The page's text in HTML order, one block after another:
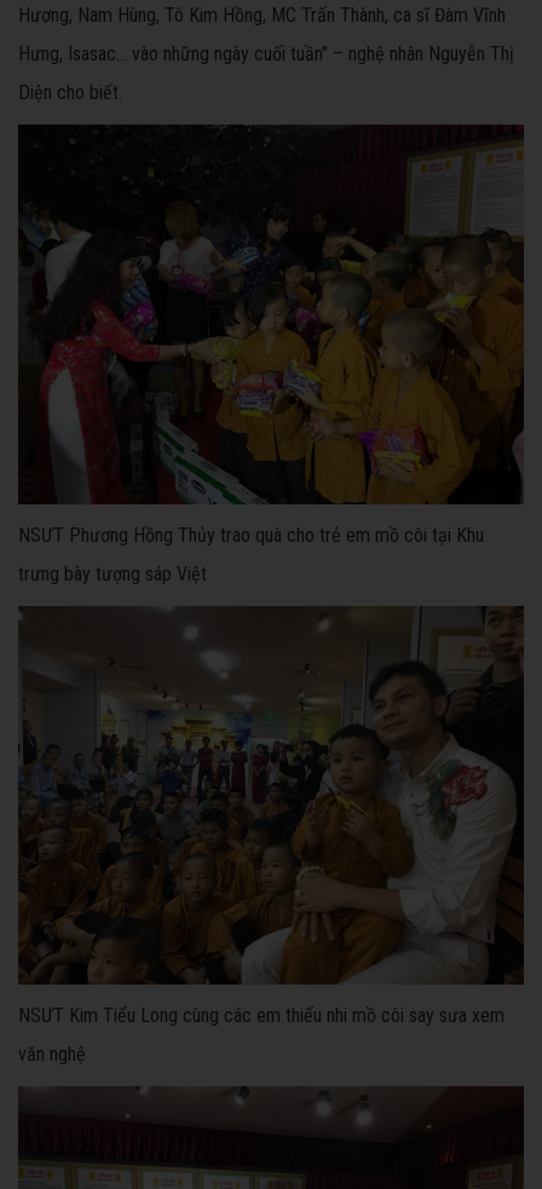
Hương, Nam Hùng, Tô Kim Hồng, MC Trấn Thành, ca sĩ Đàm Vĩnh
Hưng, Isasac… vào những ngày cuối tuần" – nghệ nhân Nguyễn Thị
Diện cho biết.
NSƯT Phương Hồng Thủy trao quà cho trẻ em mồ côi tại Khu
trưng bày tượng sáp Việt
NSƯT Kim Tiểu Long cùng các em thiếu nhi mồ côi say sưa xem
văn nghệ